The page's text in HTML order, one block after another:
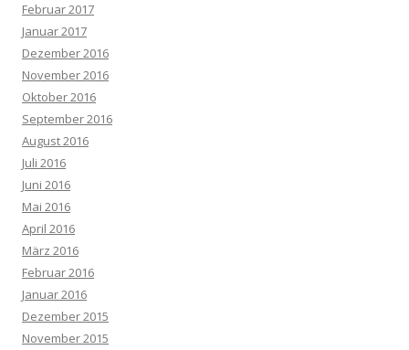
Februar 2017
Januar 2017
Dezember 2016
November 2016
Oktober 2016
September 2016
August 2016
Juli 2016
Juni 2016
Mai 2016
April 2016
März 2016
Februar 2016
Januar 2016
Dezember 2015
November 2015